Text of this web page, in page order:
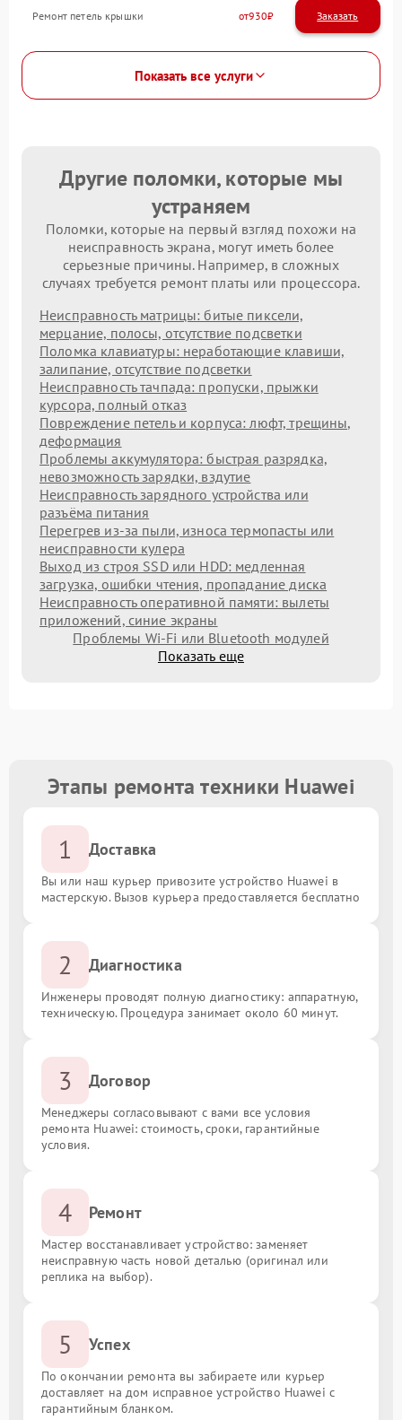
Ремонт петель крышки 930
Показать все услуги
Другие поломки, которые мы
устраняем
Поломки, которые на первый взгляд похожи на
неисправность экрана, могут иметь более
серьезные причины. Например, в сложных
случаях требуется ремонт платы или процессора.
Неисправность матрицы: битые пиксели,
мерцание, полосы, отсутствие подсветки
Поломка клавиатуры: неработающие клавиши,
залипание, отсутствие подсветки
Неисправность тачпада: пропуски, прыжки
курсора, полный отказ
Повреждение петель и корпуса: люфт, трещины,
деформация
Проблемы аккумулятора: быстрая разрядка,
невозможность зарядки, вздутие
Неисправность зарядного устройства или
разъёма питания
Перегрев из‑за пыли, износа термопасты или
неисправности кулера
Выход из строя SSD или HDD: медленная
загрузка, ошибки чтения, пропадание диска
Неисправность оперативной памяти: вылеты
приложений, синие экраны
Проблемы Wi‑Fi или Bluetooth модулей
Показать еще
Этапы ремонта техники Huawei
1 Доставка
Вы или наш курьер привозите устройство Huawei в
мастерскую. Вызов курьера предоставляется бесплатно
2 Диагностика
Инженеры проводят полную диагностику: аппаратную,
техническую. Процедура занимает около 60 минут.
3 Договор
Менеджеры согласовывают с вами все условия
ремонта Huawei: стоимость, сроки, гарантийные
условия.
4 Ремонт
Мастер восстанавливает устройство: заменяет
неисправную часть новой деталью (оригинал или
реплика на выбор).
5 Успех
По окончании ремонта вы забираете или курьер
доставляет на дом исправное устройство Huawei с
гарантийным бланком.